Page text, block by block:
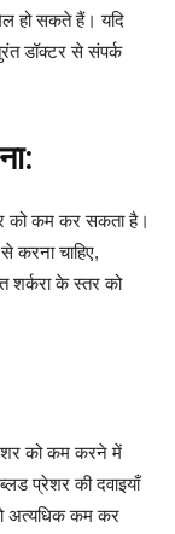
हो सकते हैं। यदि
डॉक्टर से संपर्क
को कम कर सकता है।
करना चाहिए,
शर्करा के स्तर को
को कम करने में
प्रेशर की दवाइयाँ
अत्यधिक कम कर